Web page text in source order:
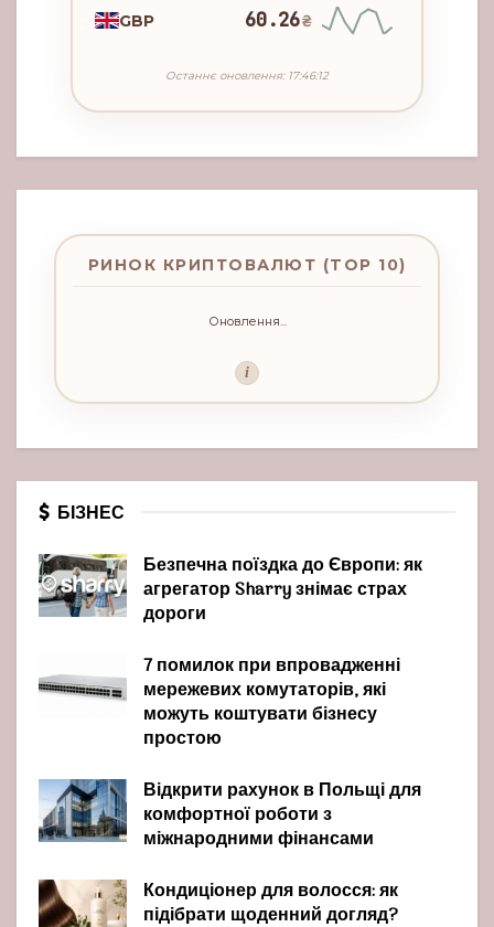
GBP 60.26₴
Останнє оновлення: 17:46:12
РИНОК КРИПТОВАЛЮТ (TOP 10)
Оновлення...
i
БІЗНЕС
Безпечна поїздка до Європи: як
агрегатор Sharry знімає страх
дороги
7 помилок при впровадженні
мережевих комутаторів, які
можуть коштувати бізнесу
простою
Відкрити рахунок в Польщі для
комфортної роботи з
міжнародними фінансами
Кондиціонер для волосся: як
підібрати щоденний догляд?